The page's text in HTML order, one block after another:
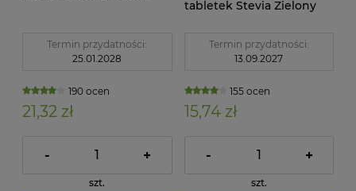
Termin przydatności:
25.01.2028
190 ocen
21,32 zł
- +
szt.
tabletek Stevia Zielony
Termin przydatności:
13.09.2027
155 ocen
15,74 zł
- +
szt.